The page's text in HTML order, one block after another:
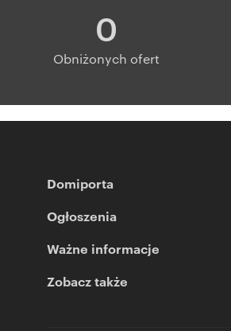
0
Obniżonych ofert
Domiporta
Ogłoszenia
Ważne informacje
Zobacz także